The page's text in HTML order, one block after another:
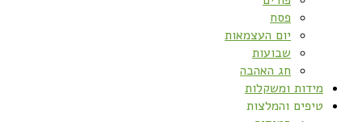
פסח
יום העצמאות
שבועות
חג האהבה
מידות ומשקלות
טיפים והמלצות